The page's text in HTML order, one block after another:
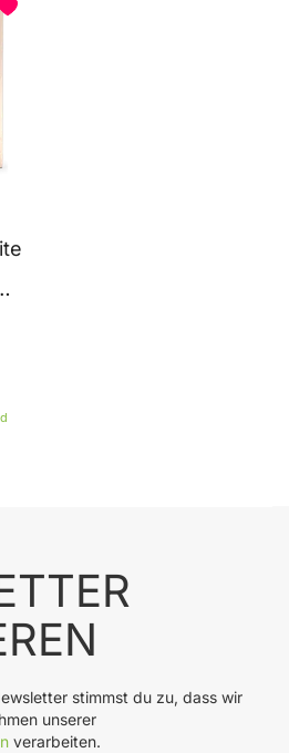
stimmst du zu, dass wir
unserer
verarbeiten.